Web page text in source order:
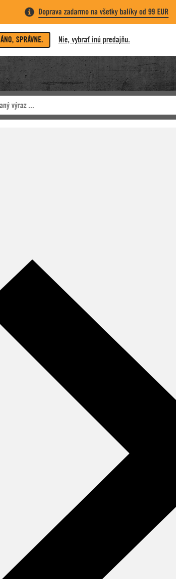
Doprava zadarmo na všetky balíky od 99 EUR
ÁNO, SPRÁVNE. Nie, vybrať inú predajňu.